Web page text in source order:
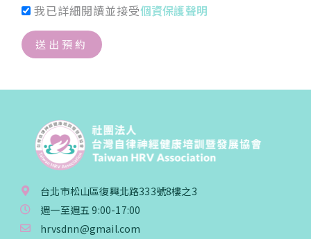
我已詳細閱讀並接受個資保護聲明
送出預約
台北市松山區復興北路333號8樓之3
週一至週五 9:00-17:00
hrvsdnn@gmail.com